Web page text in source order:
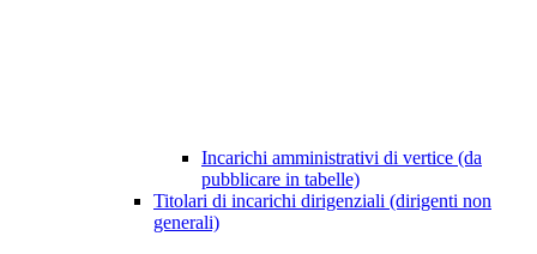
Incarichi amministrativi di vertice (da
pubblicare in tabelle)
Titolari di incarichi dirigenziali (dirigenti non
generali)